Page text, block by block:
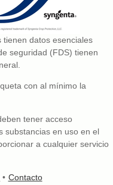
datos esenciales
seguridad (FDS) tienen
con al mínimo la
tener acceso
substancias en uso en el
a cualquier servicio
• Contacto